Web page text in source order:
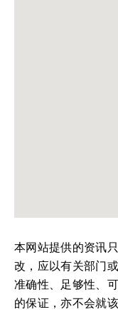
本网站提供的资讯
改，应以有关部门
准确性、足够性、
的保证，亦不会就